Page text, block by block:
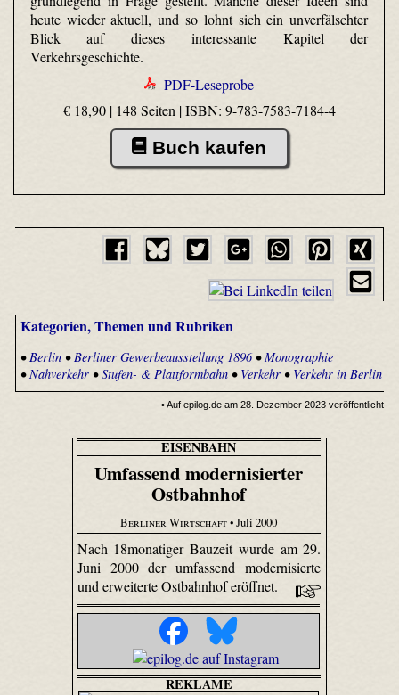
heute wieder aktuell, und so lohnt sich ein unverfälschter
Blick auf dieses interessante Kapitel der
Verkehrsgeschichte.
PDF-Leseprobe
€ 18,90 | 148 Seiten |ISBN: 9-783-7583-7184-4
Buch kaufen
Kategorien, Themen und Rubriken
•Berlin•Berliner Gewerbeausstellung 1896•Monographie
•Nahverkehr•Stufen- & Plattformbahn• Verkehr• Verkehr in Berlin
• Auf epilog.de am 28. Dezember 2023 veröffentlicht
EISENBAHN
Umfassend modernisierter
Ostbahnhof
Berliner Wirtschaft• Juli 2000
Nach 18monatiger Bauzeit wurde am 29.
Juni 2000 der umfassend modernisierte
und erweiterte Ostbahnhof eröffnet.
REKLAME